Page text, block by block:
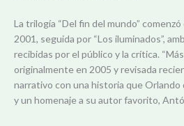
La trilogía “Del fin del mundo”
2001, seguida por “Los iluminados”,
recibidas por el público y la crítica.
originalmente en 2005 y revisada
narrativo con una historia que Orlando
y un homenaje a su autor favorito,